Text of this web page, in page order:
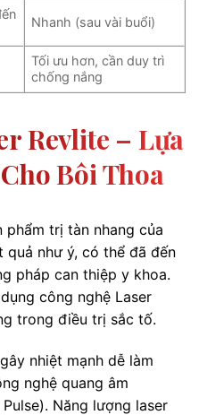
Nhanh (sau vài buổi)
Tối ưu hơn, cần duy trì
chống nắng
Revlite – Lựa
Bôi Thoa
phẩm trị tàn nhang của
quả như ý, có thể đã đến
pháp can thiệp y khoa.
công nghệ Laser
trong điều trị sắc tố.
nhiệt mạnh dễ làm
nghệ quang âm
Năng lượng laser